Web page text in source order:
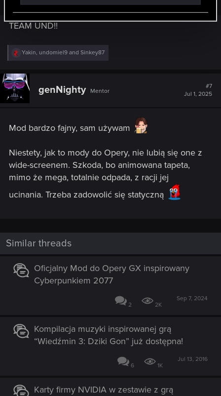
TEAM UND!!
R
c
t
i
o
Yakin, undomiel9 and Sinkey87
genNighty Mentor
#7
Jul 1, 2025
Mod bardzo fajny, sam używam
Niestety, jak to mody do Opery, nie lubią się one z
wide-screenem. Szkoda, bo animowana tapeta,
mimo że mega, totalnie odpada, z racji jej
ucinania. Trzeba zadowolić się statyczną
Similar threads
Oficjalny Mod do Opery GX inspirowany
Cyberpunkiem 2077
2 2K
Sep 7, 2024
Kompilacja muzyki inspirowanej grą
“Wiedźmin 3: Dziki Gon” już dostępna!
6 1K
Jul 13, 2016
Karty firmy NVIDIA w zestawie z grą